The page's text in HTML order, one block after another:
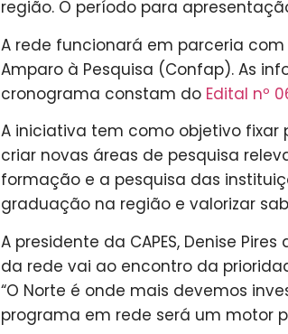
região. O período para
A rede funcionará em parceria
Amparo à Pesquisa (Confap). As
cronograma constam do Edital nº
A iniciativa tem como objetivo fixar
criar novas áreas de pesquisa
formação e a pesquisa das
graduação na região e valorizar
A presidente da CAPES, Denise
da rede vai ao encontro da
“O Norte é onde mais devemos
programa em rede será um motor